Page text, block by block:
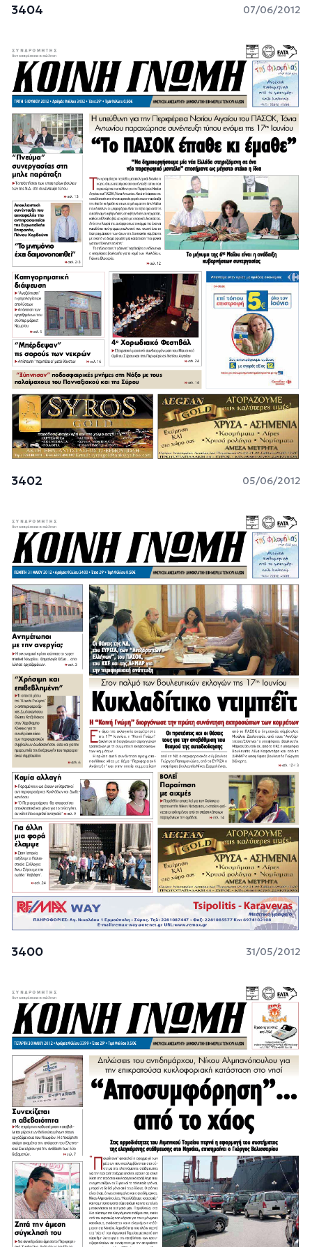
3404 07/06/2012
3402 05/06/2012
3400 31/05/2012